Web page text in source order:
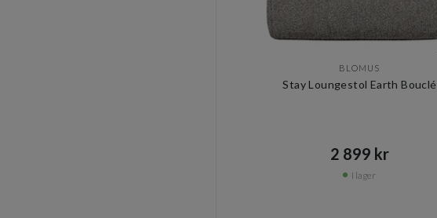
BLOMUS
Stay Loungestol Earth Bouclé
2 899 kr​​
I lager